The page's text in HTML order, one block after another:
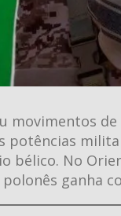
de
potências
bélico. No
ganha